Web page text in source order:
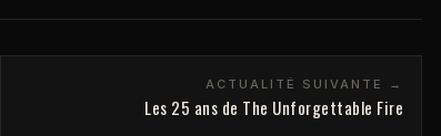
ACTUALITÉ SUIVANTE →
Les 25 ans de The Unforgettable Fire